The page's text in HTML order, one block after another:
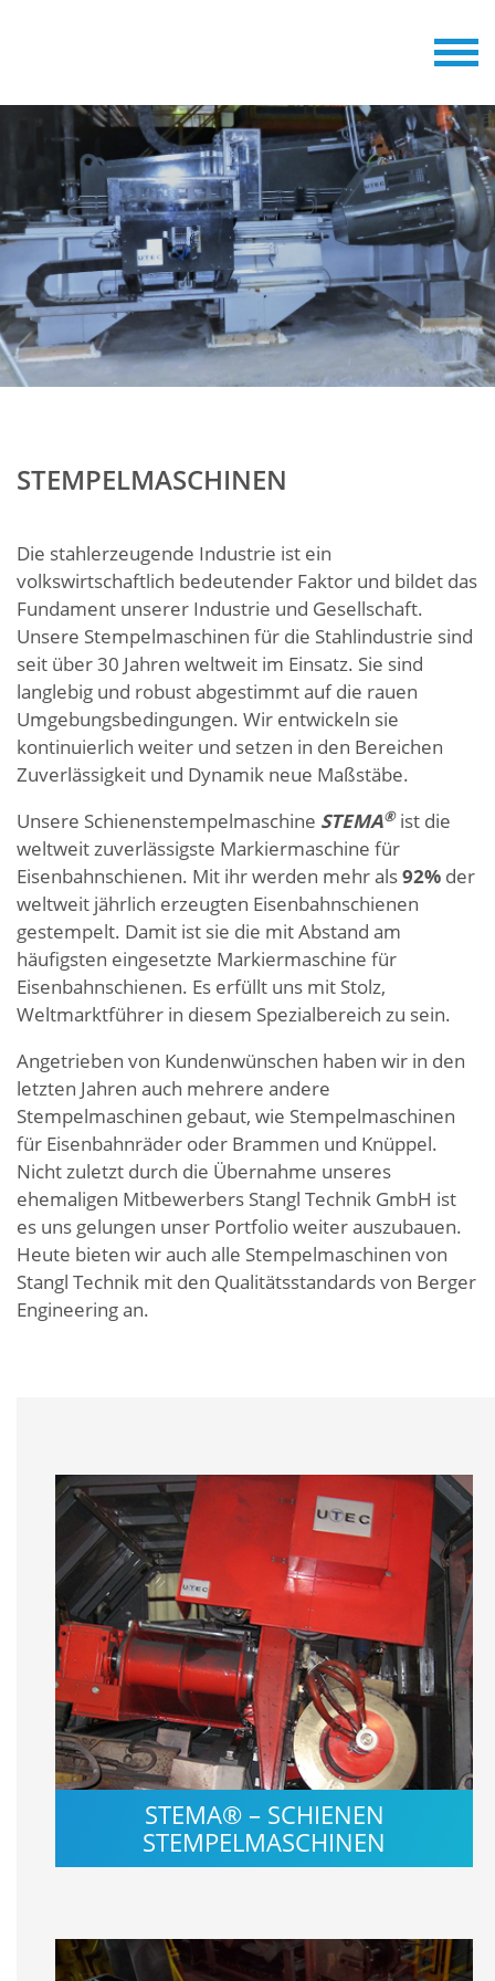
STEMPELMASCHINEN
Die stahlerzeugende Industrie ist ein
volkswirtschaftlich bedeutender Faktor und bildet das
Fundament unserer Industrie und Gesellschaft.
Unsere Stempelmaschinen für die Stahlindustrie sind
seit über 30 Jahren weltweit im Einsatz. Sie sind
langlebig und robust abgestimmt auf die rauen
Umgebungsbedingungen. Wir entwickeln sie
kontinuierlich weiter und setzen in den Bereichen
Zuverlässigkeit und Dynamik neue Maßstäbe.
Unsere Schienenstempelmaschine STEMA®ist die
weltweit zuverlässigste Markiermaschine für
Eisenbahnschienen. Mit ihr werden mehr als92% der
weltweit jährlich erzeugten Eisenbahnschienen
gestempelt. Damit ist sie die mit Abstand am
häufigsten eingesetzte Markiermaschine für
Eisenbahnschienen. Es erfüllt uns mit Stolz,
Weltmarktführer in diesem Spezialbereich zu sein.
Angetrieben von Kundenwünschen haben wir in den
letzten Jahren auch mehrere andere
Stempelmaschinen gebaut, wie Stempelmaschinen
für Eisenbahnräder oder Brammen und Knüppel.
Nicht zuletzt durch die Übernahme unseres
ehemaligen Mitbewerbers Stangl Technik GmbH ist
es uns gelungen unser Portfolio weiter auszubauen.
Heute bieten wir auch alle Stempelmaschinen von
Stangl Technik mit den Qualitätsstandards von Berger
Engineering an.
STEMA® – SCHIENEN
STEMPELMASCHINEN